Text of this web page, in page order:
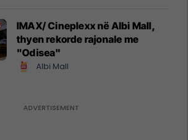
IMAX/ Cineplexx në Albi Mall,
thyen rekorde rajonale me
"Odisea"
Albi Mall